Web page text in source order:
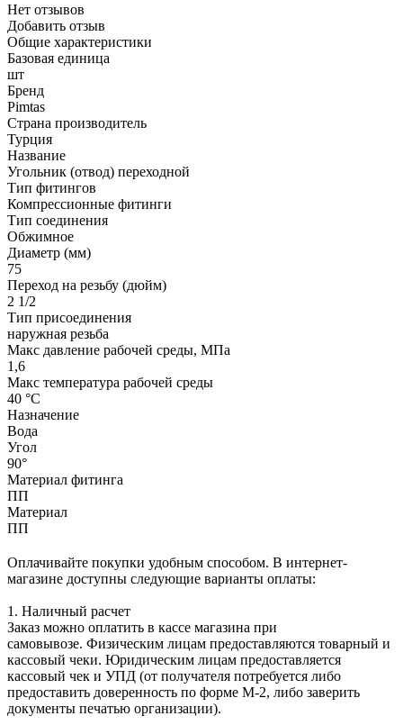
Нет отзывов
Добавить отзыв
Общие характеристики
Базовая единица
шт
Бренд
Pimtas
Страна производитель
Турция
Название
Угольник (отвод) переходной
Тип фитингов
Компрессионные фитинги
Тип соединения
Обжимное
Диаметр (мм)
75
Переход на резьбу (дюйм)
2 1/2
Тип присоединения
наружная резьба
Макс давление рабочей среды, МПа
1,6
Макс температура рабочей среды
40 °С
Назначение
Вода
Угол
90°
Материал фитинга
ПП
Материал
ПП
Оплачивайте покупки удобным способом. В интернет-
магазине доступны следующие варианты оплаты:
1. Наличный расчет
Заказ можно оплатить в кассе магазина при
самовывозе. Физическим лицам предоставляются товарный и
кассовый чеки. Юридическим лицам предоставляется
кассовый чек и УПД (от получателя потребуется либо
предоставить доверенность по форме М-2, либо заверить
документы печатью организации).